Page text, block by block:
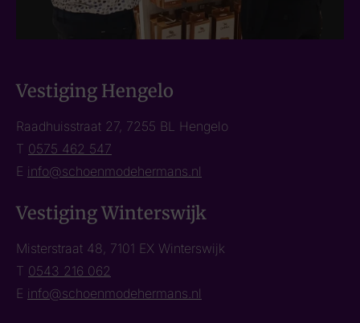
Vestiging Hengelo
Raadhuisstraat 27, 7255 BL Hengelo
T 0575 462 547
E info@schoenmodehermans.nl
Vestiging Winterswijk
Misterstraat 48, 7101 EX Winterswijk
T 0543 216 062
E info@schoenmodehermans.nl